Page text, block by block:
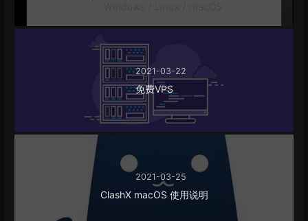
2021-03-22
免费VPS
2021-03-25
ClashX macOS 使用说明